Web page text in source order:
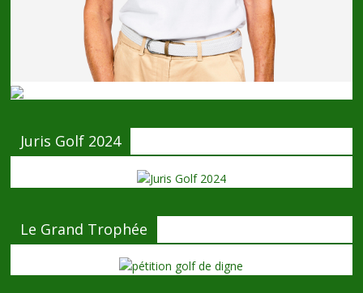
Juris Golf 2024
Le Grand Trophée